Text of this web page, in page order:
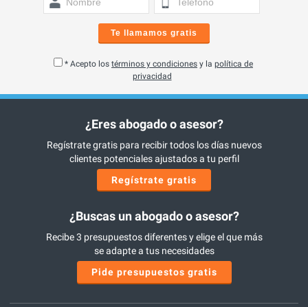
Te llamamos gratis
* Acepto los términos y condiciones y la política de
privacidad
¿Eres abogado o asesor?
Regístrate gratis para recibir todos los días nuevos
clientes potenciales ajustados a tu perfil
Regístrate gratis
¿Buscas un abogado o asesor?
Recibe 3 presupuestos diferentes y elige el que más
se adapte a tus necesidades
Pide presupuestos gratis